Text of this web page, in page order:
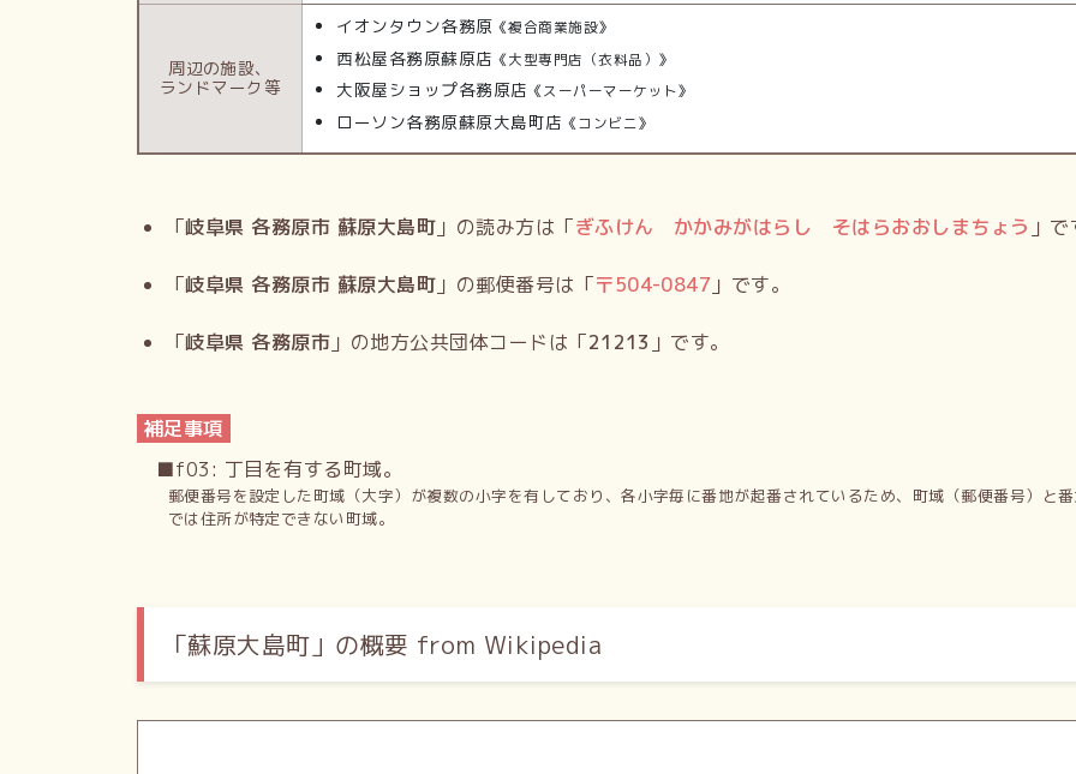
周辺の施設、
ランドマーク等
イオンタウン各務原 《複合商業施設》
西松屋各務原蘇原店 《大型専門店（衣料品）》
大阪屋ショップ各務原店 《スーパーマーケット》
ローソン各務原蘇原大島町店 《コンビニ》
「岐阜県 各務原市 蘇原大島町 」の読み方は「ぎふけん かかみがはらし そはらおおしまちょう 」
「岐阜県 各務原市 蘇原大島町 」の郵便番号は「〒504-0847 」です。
「岐阜県 各務原市 」の地方公共団体コードは「21213 」です。
補足事項
■f03: 丁目を有する町域。
郵便番号を設定した町域（大字）が複数の小字を有しており、各小字毎に番地が起番されているため、町域（郵便番号）と
では住所が特定できない町域。
「蘇原大島町」の概要 from Wikipedia